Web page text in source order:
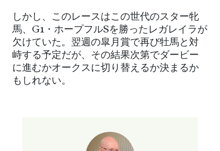
しかし、このレースはこの世代のスター牝
馬、G1・ホープフルSを勝ったレガレイラが
欠けていた。翌週の皐月賞で再び牡馬と対
峙する予定だが、その結果次第でダービー
に進むかオークスに切り替えるか決まるか
もしれない。